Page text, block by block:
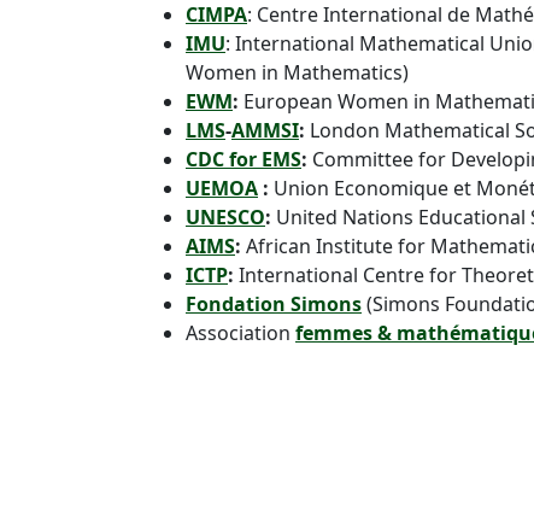
CIMPA: Centre International de
IMU: International Mathematical
Women in Mathematics)
EWM: European Women in
LMS-AMMSI: London Mathematical
CDC for EMS: Committee for
UEMOA : Union Economique et
UNESCO: United Nations
AIMS: African Institute for
ICTP: International Centre for
Fondation Simons(Simons
Association femmes &